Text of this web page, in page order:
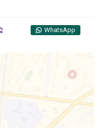
WhatsApp